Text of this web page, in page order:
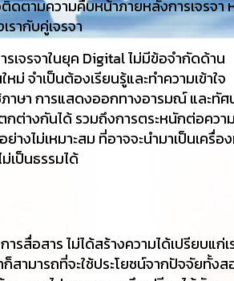
ดตามความคืบหน้าภายหลังการเจรจา
รากับคู่เจรจา
เจรจาในยุค Digital ไม่มีข้อจำกัดด้าน
ม่ จำเป็นต้องเรียนรู้และทำความเข้าใจ
าษา การแสดงออกทางอารมณ์ และทั
กต่างกันได้ รวมถึงการตระหนักต่อคว
างไม่เหมาะสม ที่อาจจะนำมาเป็นเครื่อ
ม่เป็นธรรมได้
รสื่อสาร ไม่ได้สร้างความได้เปรียบแก่เ
ก็สามารถที่จะใช้ประโยชน์จากปัจจัยทั้งส